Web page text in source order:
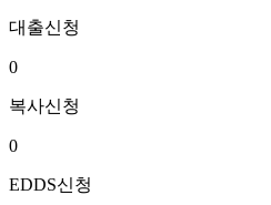
대출신청
0
복사신청
0
EDDS신청